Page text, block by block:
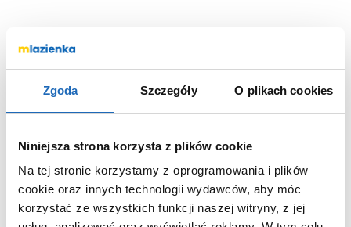
Zgoda Szczegóły O plikach cookies
Niniejsza strona korzysta z plików cookie
Na tej stronie korzystamy z oprogramowania i plików
cookie oraz innych technologii wydawców, aby móc
korzystać ze wszystkich funkcji naszej witryny, z jej
OPIS PRODUKTU
Marka
Axor
Kod EAN
4011097331164
Wymiary z
22 x 7 x 24 cm